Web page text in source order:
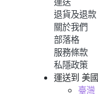
退貨及退款
關於我們
部落格
服務條款
私隱政策
運送到 美國
臺灣